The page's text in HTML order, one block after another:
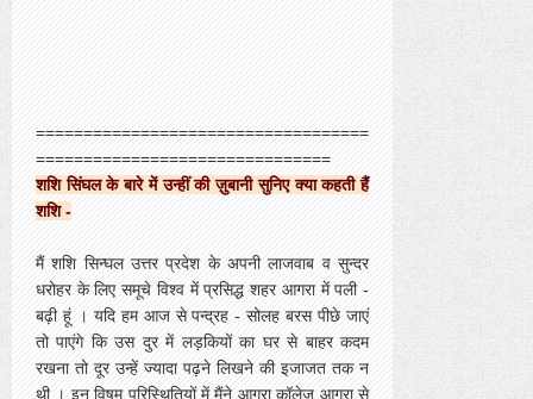
===================================
===============================
शशि सिंघल के बारे में उन्हीं की ज़ुबानी सुनिए क्या कहती हैं
शशि -
मैं शशि सिन्घल उत्तर प्रदेश के अपनी लाजवाब व सुन्दर
धरोहर के लिए समूचे विश्व में प्रसिद्ध शहर आगरा में पली -
बढ़ी हूं । यदि हम आज से पन्द्रह - सोलह बरस पीछे जाएं
तो पाएंगे कि उस दुर में लड़कियों का घर से बाहर कदम
रखना तो दूर उन्हें ज्यादा पढ़ने लिखने की इजाजत तक न
थी । इन विषम परिस्थितियों में मैंने आगरा कॉलेज आगरा से